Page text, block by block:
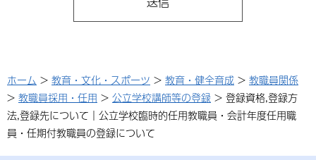
ホーム > 教育・文化・スポーツ > 教育・健全育成 > 教職員関係
> 教職員採用・任用 > 公立学校講師等の登録 > 登録資格,登録方
法,登録先について｜公立学校臨時的任用教職員・会計年度任用職
員・任期付教職員の登録について